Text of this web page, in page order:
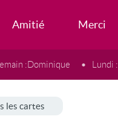
Amitié Merci
:Dominique Lundi :
les cartes